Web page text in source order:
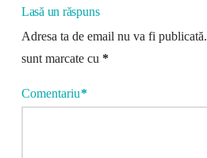
Lasă un răspuns
Adresa ta de email nu va fi publicată.
sunt marcate cu *
Comentariu*